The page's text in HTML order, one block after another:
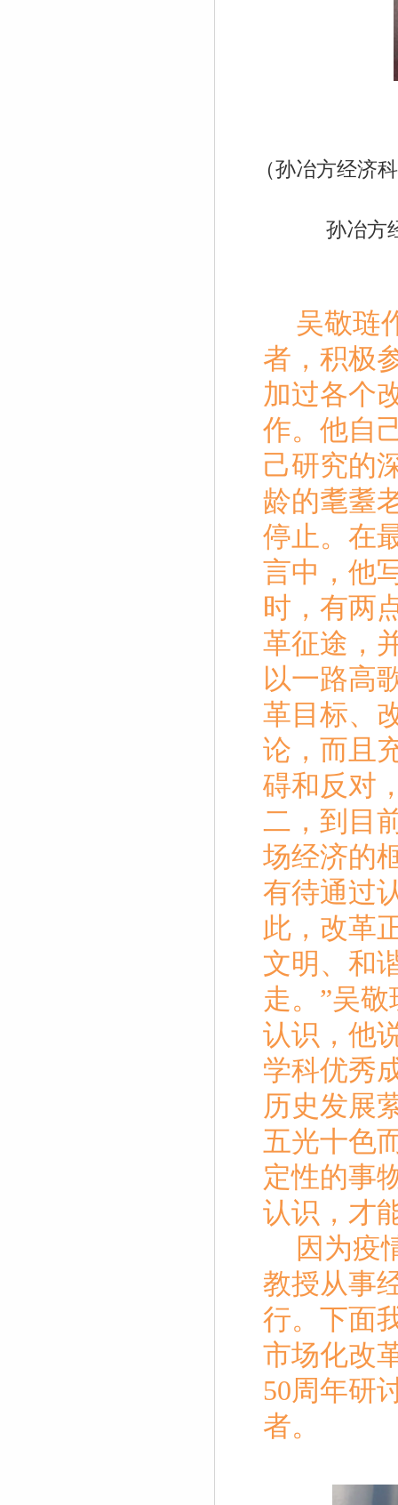
（孙冶方经济
孙冶方
吴敬琏
者，积极
加过各个
作。他自
己研究的
龄的耄耋
停止。在
言中，他
时，有两
革征途，
以一路高
革目标、
论，而且
碍和反对
二，到目
场经济的
有待通过
此，改革
文明、和
走。 ”吴敬
认识，他
学科优秀
历史发展
五光十色
定性的事
认识，才
因为疫
教授从事
行。下面
市场化改
50周年研
者。